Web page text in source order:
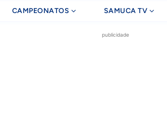
CAMPEONATOS SAMUCA TV
publicidade